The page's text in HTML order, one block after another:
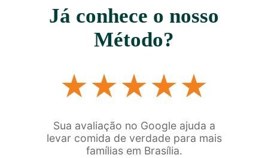
Já conhece o nosso
Método?
★★★★★
Sua avaliação no Google ajuda a
levar comida de verdade para mais
famílias em Brasília.